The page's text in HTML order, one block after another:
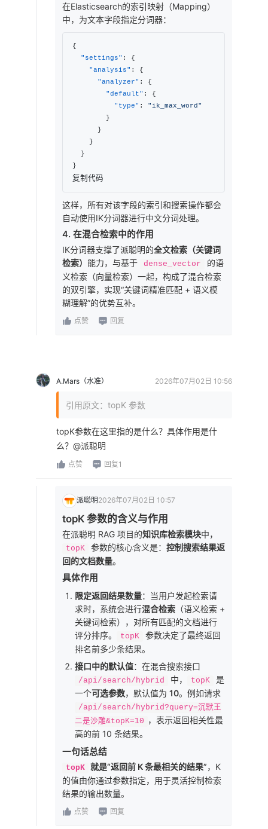
在Elasticsearch的索引映射（Mapping）
中，为文本字段指定分词器：
{
"settings" :
{
"analysis" :
{
"analyzer" :
{
"default" :
{
"type" :
"ik_max_word"
}
}
}
}
}
复制代码
这样，所有对该字段的索引和搜索操作都会
自动使用IK分词器进行中文分词处理。
4. 在混合检索中的作用
IK分词器支撑了派聪明的全文检索（关键词
检索） 能力，与基于 dense_vector
的语
义检索（向量检索）一起，构成了混合检索
的双引擎，实现“关键词精准匹配 + 语义模
糊理解”的优势互补。
点赞 回复
A.Mars（水准） 2026年07月02日 10:56
引用原文：topK 参数
topK参数在这里指的是什么？具体作用是什
么？@派聪明
点赞 回复1
派聪明2026年07月02日 10:57
topK 参数的含义与作用
在派聪明 RAG 项目的知识库检索模块中，
topK 参数的核心含义是： 控制搜索结果返
回的文档数量。
具体作用
限定返回结果数量：当用户发起检索请
求时，系统会进行混合检索 （语义检索 +
关键词检索），对所有匹配的文档进行
评分排序。
topK
参数决定了最终返回
排名前多少条结果。
接口中的默认值：在混合搜索接口
/api/search/hybrid 中， topK
是
一个可选参数，默认值为 10。例如请求
/api/search/hybrid?query=沉默王
二是沙雕&topK=10
，表示返回相关性最
高的前 10 条结果。
一句话总结
topK 就是“返回前 K 条最相关的结果”，K
的值由你通过参数指定，用于灵活控制检索
结果的输出数量。
点赞 回复